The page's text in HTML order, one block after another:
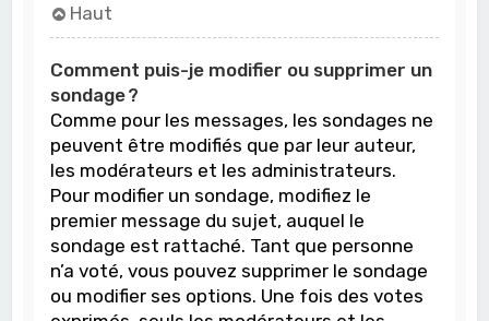
Haut
Comment puis-je modifier ou supprimer un
sondage ?
Comme pour les messages, les sondages ne
peuvent être modifiés que par leur auteur,
les modérateurs et les administrateurs.
Pour modifier un sondage, modifiez le
premier message du sujet, auquel le
sondage est rattaché. Tant que personne
n’a voté, vous pouvez supprimer le sondage
ou modifier ses options. Une fois des votes